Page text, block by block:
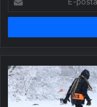
posta
adresinizi
4
ilde
kuvvetli
kar